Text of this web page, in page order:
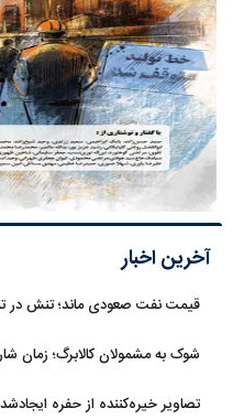
آخرین اخبار
قیمت نفت صعودی ماند؛ تنش در تنگه
شوک به مشمولان کالابرگ؛ زمان
تصاویر خیره‌کننده از حفره